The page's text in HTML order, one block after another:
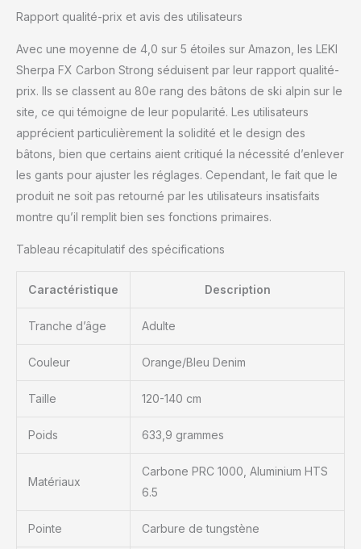
Rapport qualité-prix et avis des utilisateurs
Avec une moyenne de 4,0 sur 5 étoiles sur Amazon, les LEKI
Sherpa FX Carbon Strong séduisent par leur rapport qualité-
prix. Ils se classent au 80e rang des bâtons de ski alpin sur le
site, ce qui témoigne de leur popularité. Les utilisateurs
apprécient particulièrement la solidité et le design des
bâtons, bien que certains aient critiqué la nécessité d’enlever
les gants pour ajuster les réglages. Cependant, le fait que le
produit ne soit pas retourné par les utilisateurs insatisfaits
montre qu’il remplit bien ses fonctions primaires.
Tableau récapitulatif des spécifications
Caractéristique Description
Tranche d’âge Adulte
Couleur Orange/Bleu Denim
Taille 120-140 cm
Poids 633,9 grammes
Matériaux
Carbone PRC 1000, Aluminium HTS
6.5
Pointe Carbure de tungstène